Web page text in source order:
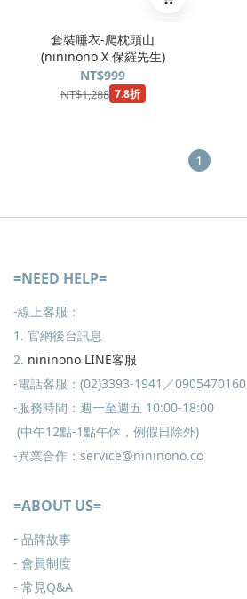
套裝睡衣-爬枕頭山
(nininono X 保羅先生)
NT$999
NT$1,288 7.8折
1
=NEED HELP=
-線上客服：
1. 官網後台訊息
2. nininono LINE客服
-電話客服：(02)3393-1941／0905470160
-服務時間：週一至週五 10:00-18:00
(中午12點-1點午休，例假日除外)
-異業合作：service@nininono.co
=ABOUT US=
- 品牌故事
- 會員制度
- 常見Q&A